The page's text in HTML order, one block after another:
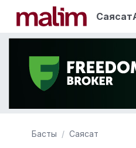
Саясат
Басты Саясат